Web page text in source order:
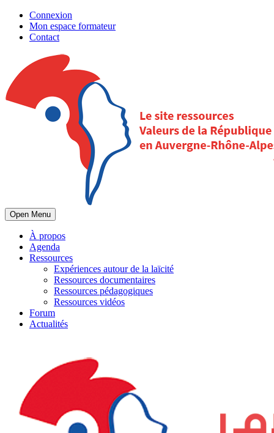
Connexion
Mon espace formateur
Contact
Open Menu
À propos
Agenda
Ressources
Expériences autour de la laïcité
Ressources documentaires
Ressources pédagogiques
Ressources vidéos
Forum
Actualités